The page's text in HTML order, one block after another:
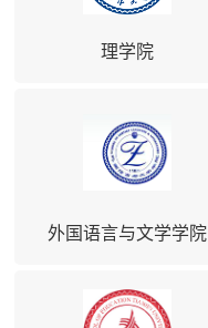
理学院
外国语言与文学学院